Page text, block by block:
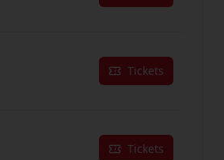
Tickets
Tickets